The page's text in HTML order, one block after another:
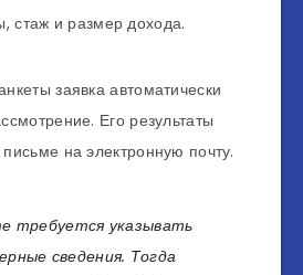
стаж и размер дохода.
заявка автоматически
Его результаты
на электронную почту.
требуется указывать
сведения. Тогда